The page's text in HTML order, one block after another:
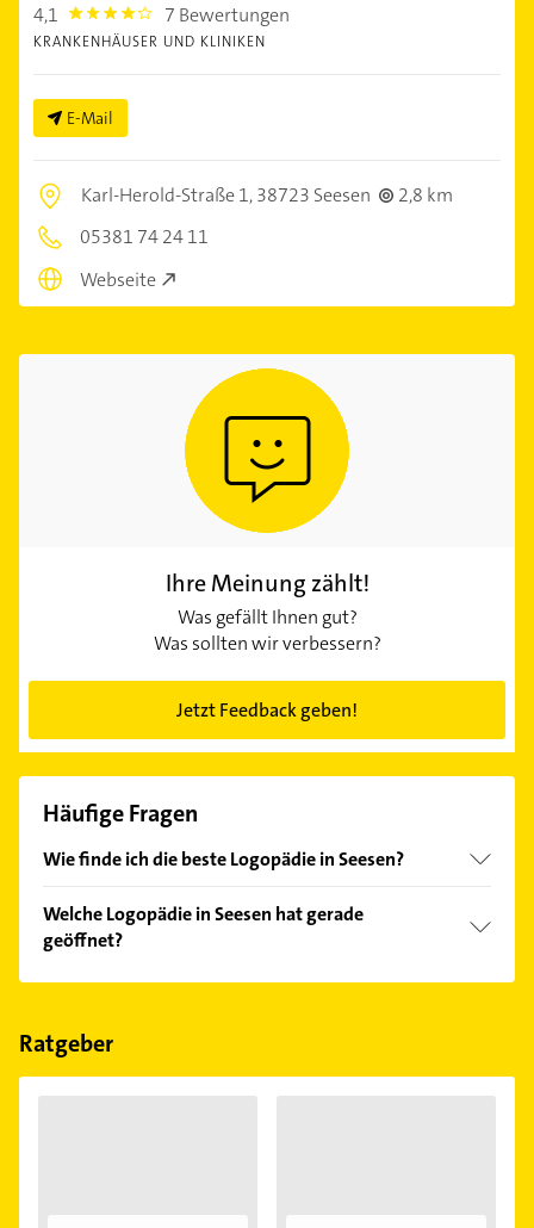
4,1 4.1 7 Bewertungen
KRANKENHÄUSER UND KLINIKEN
E-Mail
Karl-Herold-Straße 1,38723 Seesen
2,8 km
05381 74 24 11
Webseite
Ihre Meinung zählt!
Was gefällt Ihnen gut?
Was sollten wir verbessern?
Jetzt Feedback geben!
Häufige Fragen
Wie finde ich die beste Logopädie in Seesen?
Kundenmeinungen und profitieren Sie von den
Empfehlungen. Die Suchergebnisse können Sie sich
einfach nachBewertungensortiert anzeigen lassen.
Welche Logopädie in Seesen hat gerade
geöffnet?
Im Anbieter-Bereich finden Sie alleÖffnungszeiten.
Feiertagen abweichen können.
Ratgeber